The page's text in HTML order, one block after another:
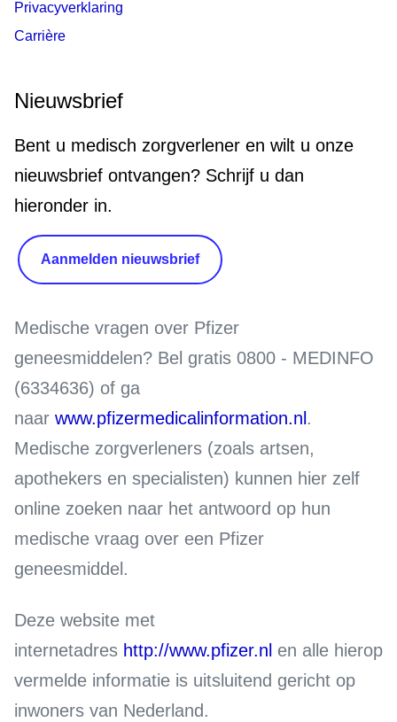
Privacyverklaring
Carrière
Nieuwsbrief
Bent u medisch zorgverlener en wilt u onze
nieuwsbrief ontvangen? Schrijf u dan
hieronder in.
Aanmelden nieuwsbrief
Medische vragen over Pfizer
geneesmiddelen? Bel gratis 0800 - MEDINFO
(6334636) of ga
naar www.pfizermedicalinformation.nl.
Medische zorgverleners (zoals artsen,
apothekers en specialisten) kunnen hier zelf
online zoeken naar het antwoord op hun
medische vraag over een Pfizer
geneesmiddel.
Deze website met
internetadres http://www.pfizer.nl en alle hierop
vermelde informatie is uitsluitend gericht op
inwoners van Nederland.